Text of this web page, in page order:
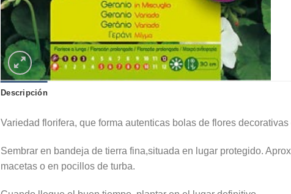
Descripción
Variedad florifera, que forma autenticas bolas de flores
Sembrar en bandeja de tierra fina,situada en lugar protegido.
macetas o en pocillos de turba.